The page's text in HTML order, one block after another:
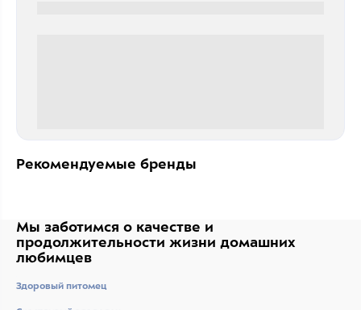
Рекомендуемые бренды
Мы заботимся о качестве и
продолжительности жизни домашних
любимцев
Здоровый питомец